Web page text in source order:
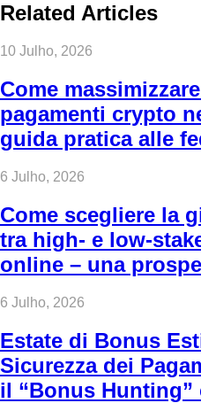
Related Articles
10 Julho, 2026
Come
pagamenti crypto
guida pratica alle
6 Julho, 2026
Come scegliere la
tra high‑ e
online – una
6 Julho, 2026
Estate di Bonus
Sicurezza dei
il “Bonus